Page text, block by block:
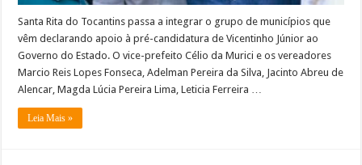
Santa Rita do Tocantins passa a integrar o grupo de municípios que
vêm declarando apoio à pré-candidatura de Vicentinho Júnior ao
Governo do Estado. O vice-prefeito Célio da Murici e os vereadores
Marcio Reis Lopes Fonseca, Adelman Pereira da Silva, Jacinto Abreu de
Alencar, Magda Lúcia Pereira Lima, Leticia Ferreira …
Leia Mais »